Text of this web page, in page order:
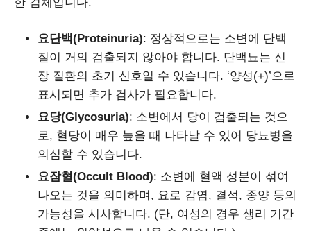
요단백(Proteinuria): 정상적으로는 소변에 단백
질이 거의 검출되지 않아야 합니다. 단백뇨는 신
장 질환의 초기 신호일 수 있습니다. ‘양성(+)’으로
표시되면 추가 검사가 필요합니다.
요당(Glycosuria): 소변에서 당이 검출되는 것으
로, 혈당이 매우 높을 때 나타날 수 있어 당뇨병을
의심할 수 있습니다.
요잠혈(Occult Blood): 소변에 혈액 성분이 섞여
나오는 것을 의미하며, 요로 감염, 결석, 종양 등의
가능성을 시사합니다. (단, 여성의 경우 생리 기간